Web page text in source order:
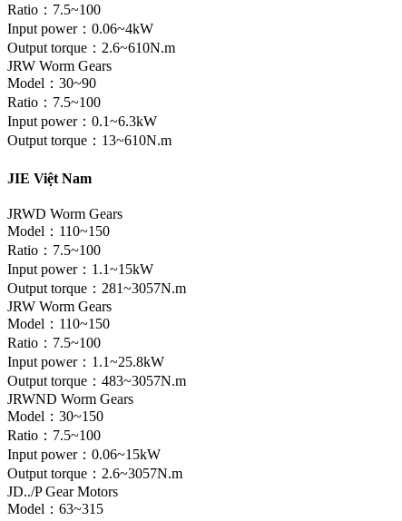
Ratio：7.5~100
Input power：0.06~4kW
Output torque：2.6~610N.m
JRW Worm Gears
Model：30~90
Ratio：7.5~100
Input power：0.1~6.3kW
Output torque：13~610N.m
JIE Việt Nam
JRWD Worm Gears
Model：110~150
Ratio：7.5~100
Input power：1.1~15kW
Output torque：281~3057N.m
JRW Worm Gears
Model：110~150
Ratio：7.5~100
Input power：1.1~25.8kW
Output torque：483~3057N.m
JRWND Worm Gears
Model：30~150
Ratio：7.5~100
Input power：0.06~15kW
Output torque：2.6~3057N.m
JD../P Gear Motors
Model：63~315